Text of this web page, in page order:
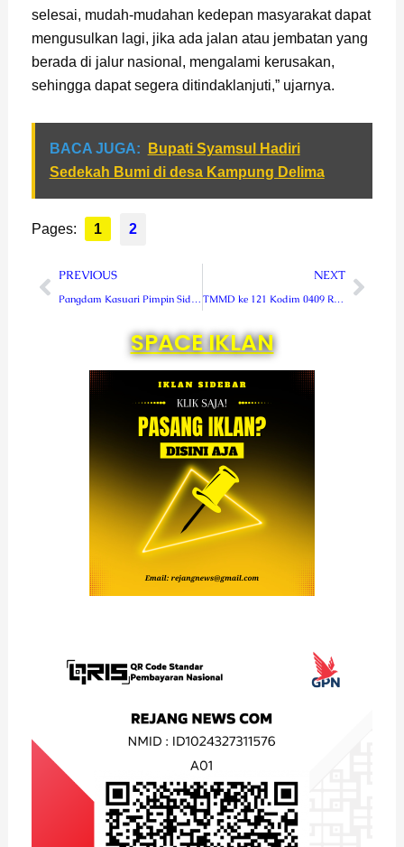
selesai, mudah-mudahan kedepan masyarakat dapat
mengusulkan lagi, jika ada jalan atau jembatan yang
berada di jalur nasional, mengalami kerusakan,
sehingga dapat segera ditindaklanjuti,” ujarnya.
BACA JUGA:
Bupati Syamsul Hadiri
Sedekah Bumi di desa Kampung Delima
Pages: 1 2
Prev
PREVIOUS
Pangdam Kasuari Pimpin Sidang Pantukhir Caba PK TNI AD Tingkat Panda
NEXT
TMMD ke 121 Kodim 0409 Rejang Lebong Resmi Ditutup
Next
SPACE IKLAN